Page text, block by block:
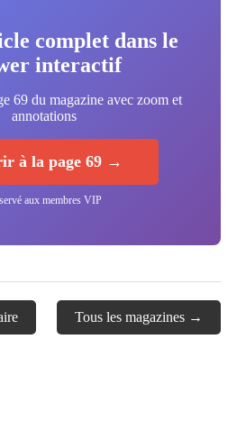
complet dans le
interactif
69 du magazine avec zoom et
annotations
à la page 69 →
aux membres VIP
Tous les magazines →